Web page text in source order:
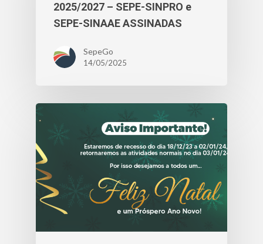
2025/2027 – SEPE-SINPRO e
SEPE-SINAAE ASSINADAS
SepeGo
14/05/2025